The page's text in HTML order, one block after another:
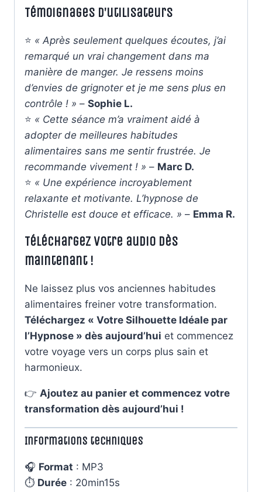
Témoignages d’utilisateurs
⭐ « Après seulement quelques écoutes, j’ai
remarqué un vrai changement dans ma
manière de manger. Je ressens moins
d’envies de grignoter et je me sens plus en
contrôle ! » – Sophie L.
⭐ « Cette séance m’a vraiment aidé à
adopter de meilleures habitudes
alimentaires sans me sentir frustrée. Je
recommande vivement ! » – Marc D.
⭐ « Une expérience incroyablement
relaxante et motivante. L’hypnose de
Christelle est douce et efficace. » – Emma R.
Téléchargez votre audio dès
maintenant !
Ne laissez plus vos anciennes habitudes
alimentaires freiner votre transformation.
Téléchargez « Votre Silhouette Idéale par
l’Hypnose » dès aujourd’hui et commencez
votre voyage vers un corps plus sain et
harmonieux.
👉 Ajoutez au panier et commencez votre
transformation dès aujourd’hui !
Informations techniques
🎧 Format : MP3
⏱ Durée : 20min15s